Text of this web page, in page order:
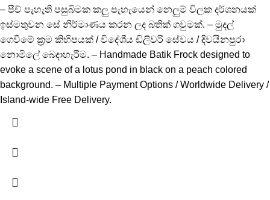
– පීච් පැහැති පසුබිමක කලු පැහැයෙන් නෙලුම් විලක දර්ශනයක්
ඉස්මතුවන සේ නිර්මාණය කරන ලද බතික් ගවුමක්. – මුදල්
ගෙවීමේ ක්‍රම කිහිපයක් / විදේශීය ඩිලිවරි සේවය / දිවයිනපුරා
නොමිලේ බෙදාහැරීම. – Handmade Batik Frock designed to
evoke a scene of a lotus pond in black on a peach colored
background. – Multiple Payment Options / Worldwide Delivery /
Island-wide Free Delivery.